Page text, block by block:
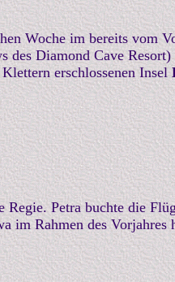
Woche im bereits vom
des Diamond Cave Resort)
erschlossenen Insel
Regie. Petra buchte die
Rahmen des